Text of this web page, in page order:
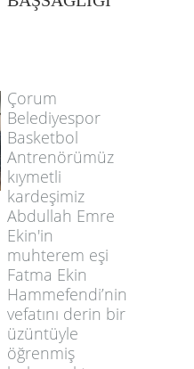
Çorum
Belediyespor
Basketbol
Antrenörümüz
kıymetli
kardeşimiz
Abdullah Emre
Ekin'in
muhterem eşi
Fatma Ekin
Hammefendi’nin
vefatını derin bir
üzüntüyle
öğrenmiş